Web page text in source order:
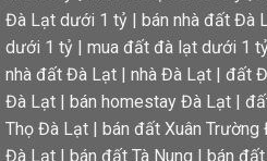
Đà Lạt dưới 1 tỷ | bán nhà đất Đà
dưới 1 tỷ | mua đất đà lạt dưới 1 tỷ
nhà đất Đà Lạt | nhà Đà Lạt | đất
Đà Lạt | bán homestay Đà Lạt |
Thọ Đà Lạt | bán đất Xuân Trường
Đà Lạt | bán đất Tà Nung | bán